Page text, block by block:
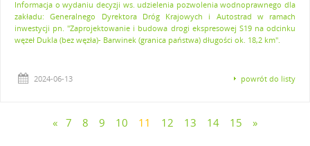
Informacja o wydaniu decyzji ws. udzielenia pozwolenia wodnoprawnego dla
zakładu: Generalnego Dyrektora Dróg Krajowych i Autostrad w ramach
inwestycji pn. "Zaprojektowanie i budowa drogi ekspresowej S19 na odcinku
węzeł Dukla (bez węzła)- Barwinek (granica państwa) długości ok. 18,2 km".
2024-06-13 powrót do listy
« 7 8 9 10 11 12 13 14 15 »